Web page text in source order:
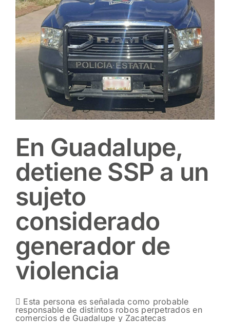
En Guadalupe,
detiene SSP a un
sujeto
considerado
generador de
violencia
 Esta persona es señalada como probable
responsable de distintos robos perpetrados en
comercios de Guadalupe y Zacatecas